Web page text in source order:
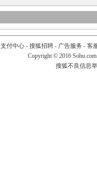
支付中心- 搜狐招聘- 广告服务 - 客
Copyright © 2016
搜狐不良信息